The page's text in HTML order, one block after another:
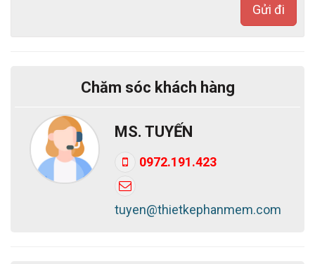
Với mẫu website thiết kế và thi công tủ điện - hệ
thương trường của mình. Dễ dàng thực hiện các
sản phẩm dich vụ của mình. Với những mẫu bên
dưới, Bắc Việt hy vọng sẽ giúp bạn tìm được những
mẫu ưng ý hoặc có thể nảy ra được ý tưởng cho
thiệu dịch vụ theo yêu cầu, hãy liên hệ với Bắc Việt
Gửi đi
Chăm sóc khách hàng
MS. TUYẾN
0972.191.423
tuyen@thietkephanmem.com